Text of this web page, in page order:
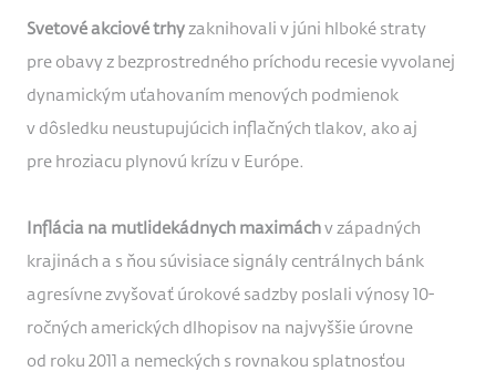
Svetové akciové trhy zaknihovali v júni hlboké straty
pre obavy z bezprostredného príchodu recesie vyvolanej
dynamickým uťahovaním menových podmienok
v dôsledku neustupujúcich inflačných tlakov, ako aj
pre hroziacu plynovú krízu v Európe.
Inflácia na mutlidekádnych maximách v západných
krajinách a s ňou súvisiace signály centrálnych bánk
agresívne zvyšovať úrokové sadzby poslali výnosy 10-
ročných amerických dlhopisov na najvyššie úrovne
od roku 2011 a nemeckých s rovnakou splatnosťou